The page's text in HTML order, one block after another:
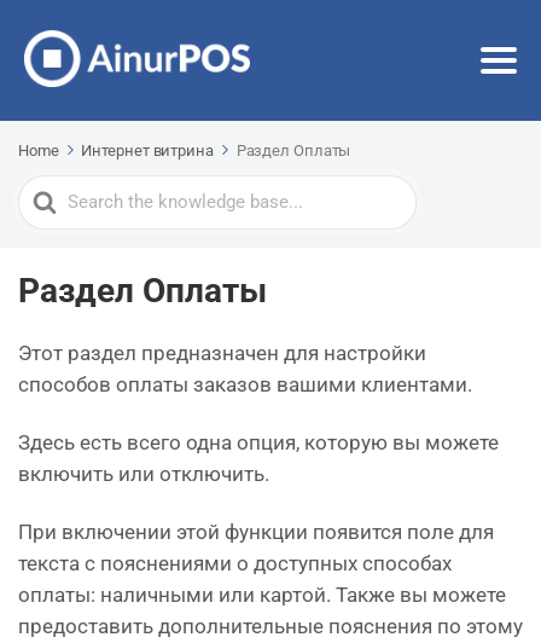
Home Интернет витрина Раздел Оплаты
Search
For
Раздел Оплаты
Этот раздел предназначен для настройки
способов оплаты заказов вашими клиентами.
Здесь есть всего одна опция, которую вы можете
включить или отключить.
При включении этой функции появится поле для
текста с пояснениями о доступных способах
оплаты: наличными или картой. Также вы можете
предоставить дополнительные пояснения по этому